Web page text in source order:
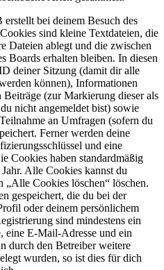
bei deinem Besuch des
sind kleine Textdateien, die
Dateien ablegt und die zwischen
Boards erhalten bleiben. In diesen
deiner Sitzung (damit dir alle
können), Informationen
Beiträge (zur Markierung dieser als
nicht angemeldet bist) sowie
an Umfragen (sofern du
Ferner werden deine
und eine
Cookies haben standardmäßig
Alle Cookies kannst du
„Alle Cookies löschen“ löschen.
gespeichert, die du bei der
oder deinem persönlichem
sind mindestens ein
eine E-Mail-Adresse und ein
durch den Betreiber weitere
wurden, so ist dies für dich